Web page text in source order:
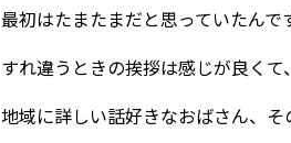
最初はたまたまだと思っていたんで
すれ違うときの挨拶は感じが良く
地域に詳しい話好きなおばさん、そ